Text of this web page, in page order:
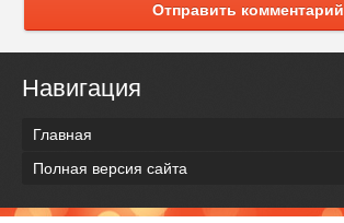
Отправить комментарий
Навигация
Главная
Полная версия сайта